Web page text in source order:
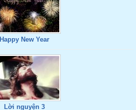
Happy New Year
Lời nguyện 3